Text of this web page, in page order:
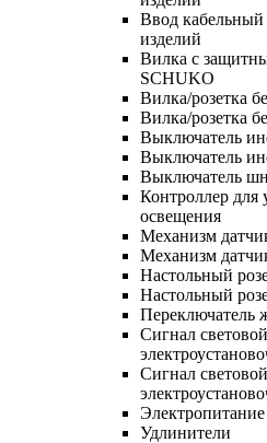
Ввод кабельный
изделий
Вилка с
SCHUKO
Вилка/розетка
Вилка/розетка
Выключатель
Выключатель
Выключатель
Контроллер для
освещения
Механизм
Механизм
Настольный
Настольный
Переключатель
Сигнал
Сигнал
Удлинители